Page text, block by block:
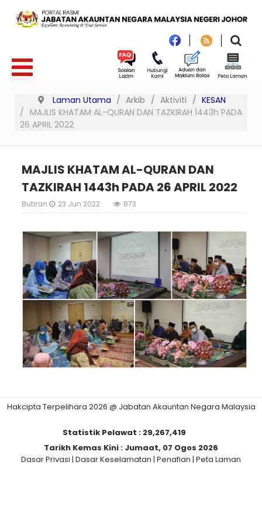
Laman Utama Arkib Aktiviti
KESAN
MAJLIS KHATAM AL-QURAN DAN TAZKIRAH 1443h PADA
26 APRIL 2022
MAJLIS KHATAM AL-QURAN DAN
TAZKIRAH 1443h PADA 26 APRIL 2022
Butiran 23 Jun 2022 873
Hakcipta Terpelihara 2026 @ Jabatan Akauntan Negara Malaysia
Statistik Pelawat : 29,267,419
Tarikh Kemas Kini : Jumaat, 07 Ogos 2026
Dasar Privasi | Dasar Keselamatan | Penafian | Peta Laman